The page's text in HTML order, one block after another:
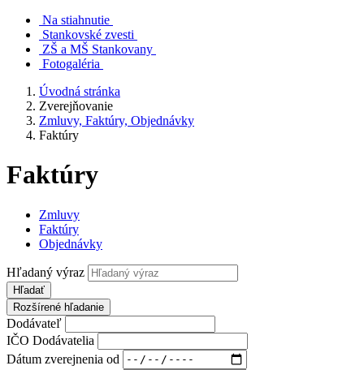
Na stiahnutie
Stankovské zvesti
ZŠ a MŠ Stankovany
Fotogaléria
Úvodná stránka
Zverejňovanie
Zmluvy, Faktúry, Objednávky
Faktúry
Faktúry
Zmluvy
Faktúry
Objednávky
Hľadaný výraz
Hľadať
Rozšírené hľadanie
Dodávateľ
IČO Dodávatelia
Dátum zverejnenia od